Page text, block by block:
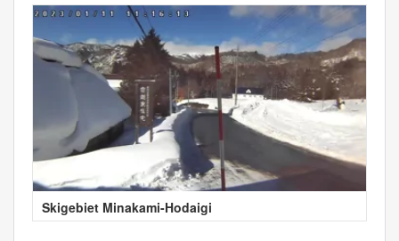
Skigebiet Minakami-Hodaigi